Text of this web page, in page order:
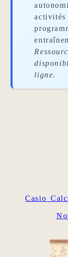
ligne.
Casio